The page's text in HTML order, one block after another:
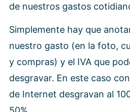
de nuestros gastos
Simplemente hay que
nuestro gasto (en la foto,
y compras) y el IVA que
desgravar. En este caso
de Internet desgravan al